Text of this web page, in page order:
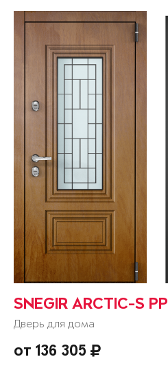
SNEGIR ARCTIC-S PP
Дверь для дома
от 136 305